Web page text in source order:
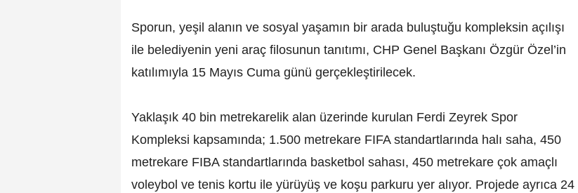
Sporun, yeşil alanın ve sosyal yaşamın bir arada buluştuğu kompleksin açılışı
ile belediyenin yeni araç filosunun tanıtımı, CHP Genel Başkanı Özgür Özel’in
katılımıyla 15 Mayıs Cuma günü gerçekleştirilecek.
Yaklaşık 40 bin metrekarelik alan üzerinde kurulan Ferdi Zeyrek Spor
Kompleksi kapsamında; 1.500 metrekare FIFA standartlarında halı saha, 450
metrekare FIBA standartlarında basketbol sahası, 450 metrekare çok amaçlı
voleybol ve tenis kortu ile yürüyüş ve koşu parkuru yer alıyor. Projede ayrıca 24